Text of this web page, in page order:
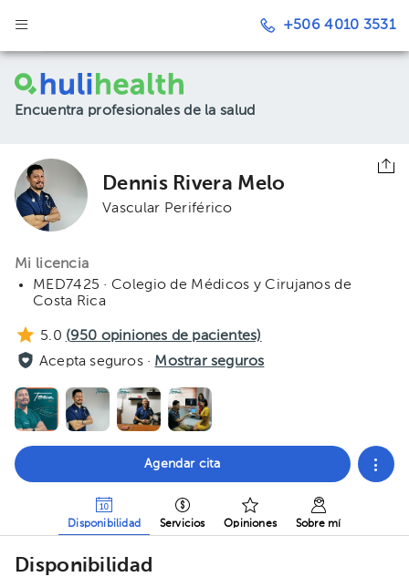
+506 4010 3531
Encuentra profesionales de la salud
Dennis Rivera Melo
Vascular Periférico
Mi licencia
MED7425 · Colegio de Médicos y Cirujanos de
Costa Rica
5.0 (950 opiniones de pacientes)
Acepta seguros · Mostrar seguros
Agendar cita
Disponibilidad Servicios Opiniones Sobre mí
Disponibilidad